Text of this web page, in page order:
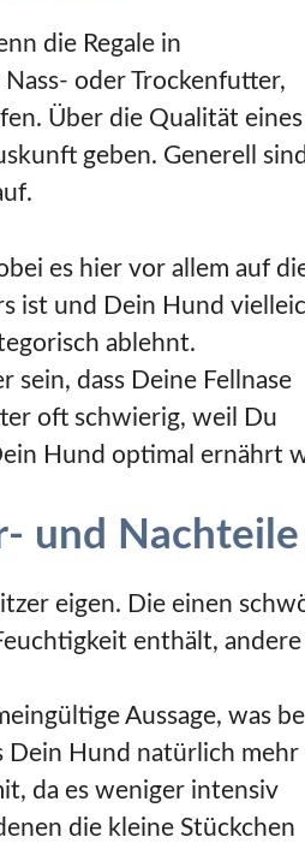
die Regale in
oder Trockenfutter,
Über die Qualität eines
geben. Generell
es hier vor allem auf
ist und Dein Hund
ablehnt.
dass Deine Fellnase
oft schwierig, weil Du
Hund optimal ernährt
und Nachteile
eigen. Die einen
enthält, andere
Aussage, was
Dein Hund natürlich mehr
da es weniger intensiv
die kleine Stückchen